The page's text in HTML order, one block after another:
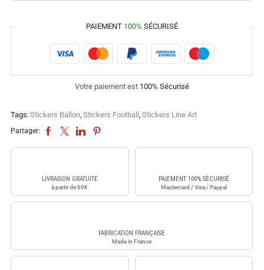
PAIEMENT 100% SÉCURISÉ
Votre paiement est 100% Sécurisé
Tags:Stickers Ballon, Stickers Football , Stickers Line Art
Partager:
LIVRAISON GRATUITE
à partir de 69€
PAIEMENT 100% SÉCURISÉ
Mastercard / Visa / Paypal
FABRICATION FRANÇAISE
Made in France